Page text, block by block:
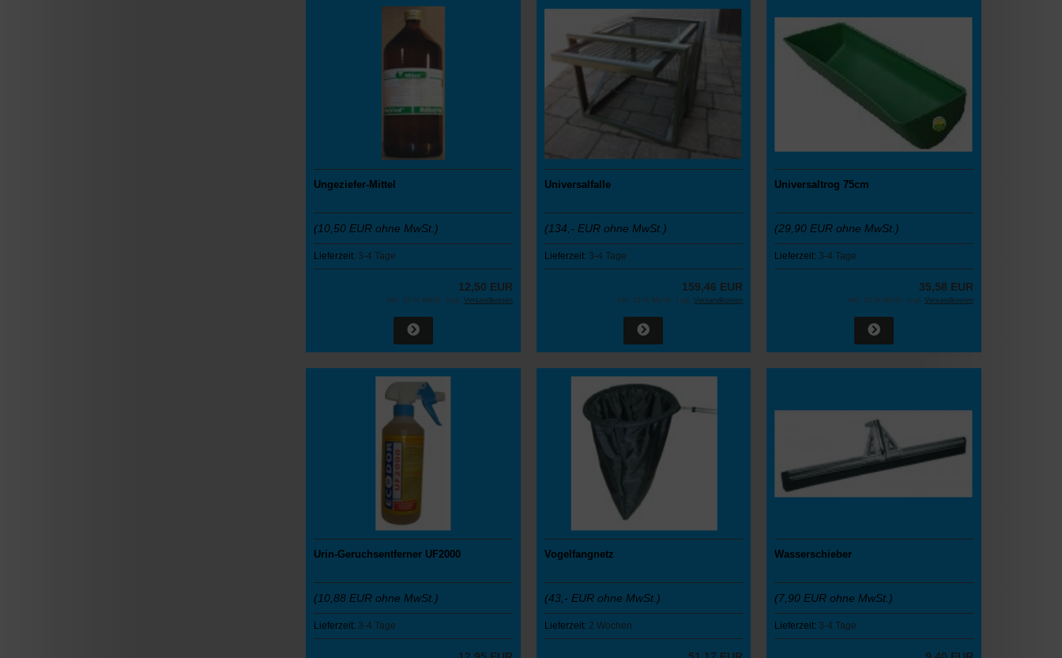
Ungeziefer-Mittel
(10,50 EUR ohne MwSt.)
Lieferzeit: 3-4 Tage
12,50 EUR
inkl. 19 % MwSt. zzgl. Versandkosten
Universalfalle
(134,- EUR ohne MwSt.)
Lieferzeit: 3-4 Tage
159,46 EUR
inkl. 19 % MwSt. zzgl.Versandkosten
Universaltrog 75cm
(29,90 EUR ohne MwSt.)
Lieferzeit: 3-4 Tage
35,58 EUR
inkl. 19 % MwSt. zzgl. Versandkosten
Urin-Geruchsentferner UF2000
(10,88 EUR ohne MwSt.)
Lieferzeit: 3-4 Tage
Vogelfangnetz
(43,- EUR ohne MwSt.)
Lieferzeit: 2 Wochen
Wasserschieber
(7,90 EUR ohne MwSt.)
Lieferzeit: 3-4 Tage